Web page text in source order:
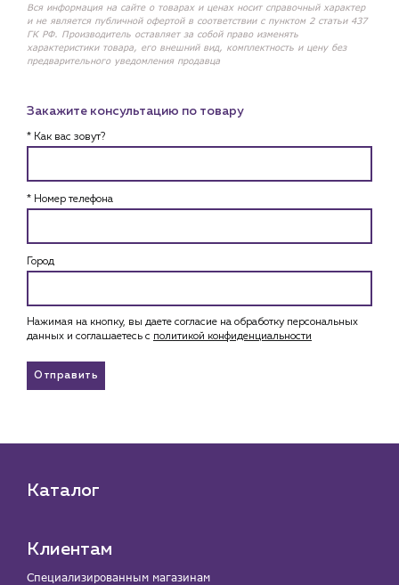
Вся информация на сайте о товарах и ценах носит справочный характер
и не является публичной офертой в соответствии с пунктом 2 статьи 437
ГК РФ. Производитель оставляет за собой право изменять
характеристики товара, его внешний вид, комплектность и цену без
предварительного уведомления продавца
Закажите консультацию по товару
* Как вас зовут?
* Номер телефона
Город
Нажимая на кнопку, вы даете согласие на обработку персональных
данных и соглашаетесь c политикой конфиденциальности
Отправить
Каталог
Клиентам
Специализированным магазинам